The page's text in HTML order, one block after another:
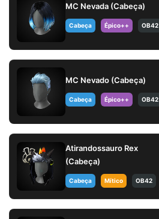
MC Nevada (Cabeça)
Cabeça Épico++ OB42
MC Nevado (Cabeça)
Cabeça Épico++ OB42
Atirandossauro Rex
(Cabeça)
Cabeça Mítico OB42